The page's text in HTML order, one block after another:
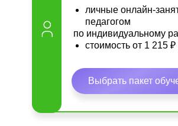
личные онлайн-
педагогом
по индивидуальному
стоимость от 1 215 ₽
Выбрать пакет